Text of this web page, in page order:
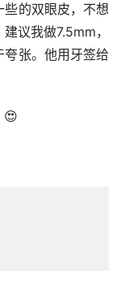
的双眼皮，不想
议我做7.5mm，
张。他用牙签给
😍